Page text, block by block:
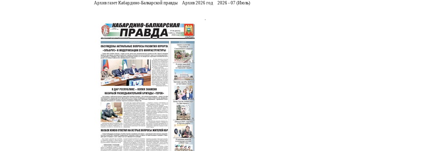
Архив газет Кабардино-Балкарской правды Архив 2026 год 2026 - 07 (Июль)
.